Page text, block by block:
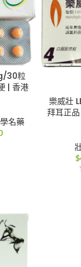
30粒
| 香港
名藥
價
樂威壯
拜耳正
$